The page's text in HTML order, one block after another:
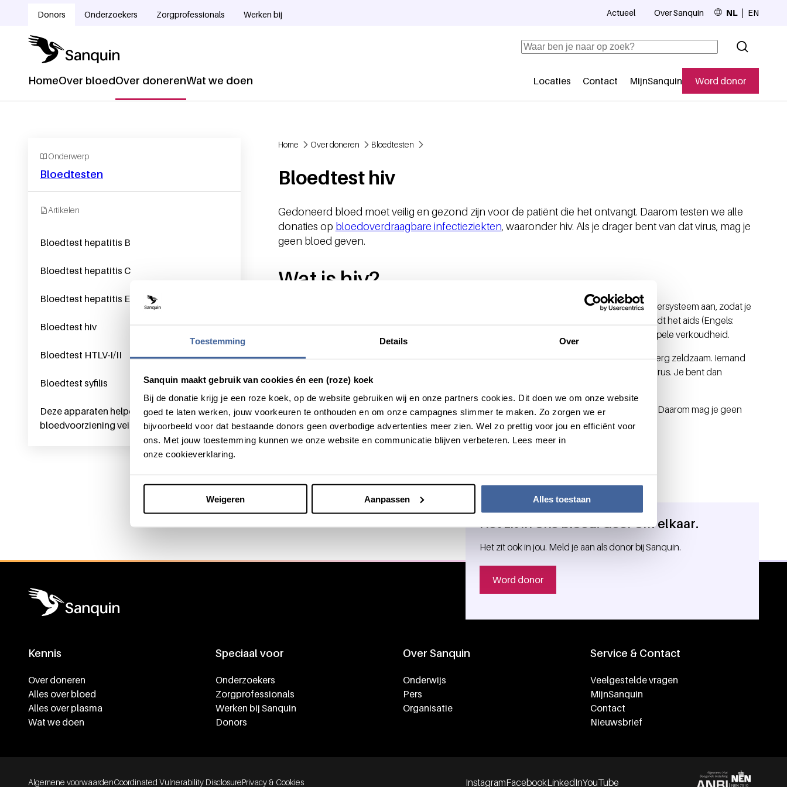
Toestemming Details Over
Sanquin maakt gebruik van cookies én een (roze) koek
Bij de donatie krijg je een roze koek, op de website gebruiken wij en onze partners cookies. Dit doen we om onze website
goed te laten werken, jouw voorkeuren te onthouden en om onze campagnes slimmer te maken. Zo zorgen we er
bijvoorbeeld voor dat bestaande donors geen overbodige advertenties meer zien. Wel zo prettig voor jou en efficiënt voor
ons. Met jouw toestemming kunnen we onze website en communicatie blijven verbeteren. Lees meer in
onze cookieverklaring.
Weigeren Aanpassen Alles toestaan
Donors Onderzoekers Zorgprofessionals Werken bij
Hoofdnavigatie
HomeOver bloedOver donerenWat we doen
Secundaire navigatie
Locaties Contact MijnSanquin Word donor
Actueel Over Sanquin NL EN
Zoeken
Onderwerp
Bloedtesten
Artikelen
Bloedtest hepatitis B
Bloedtest hepatitis C
Bloedtest hepatitis E
Bloedtest hiv
Bloedtest HTLV-I/II
Bloedtest syfilis
Deze apparaten helpen de
bloedvoorziening veilig te houden
Home Over doneren Bloedtesten
Bloedtest hiv
Gedoneerd bloed moet veilig en gezond zijn voor de patiënt die het ontvangt. Daarom testen we alle
donaties op bloedoverdraagbare infectieziekten, waaronder hiv. Als je drager bent van dat virus, mag je
geen bloed geven.
Wat is hiv?
Hiv (voluit het humaan immuundeficiëntie virus) is het virus dat aids veroorzaakt. Hiv tast je afweersysteem aan, zodat je
lichaam zich niet meer kan beschermen tegen infecties. Als iemand ziek wordt van hiv, dan wordt het aids (Engels:
acquired immune deficiency syndrome) genoemd. Je kunt dan doodziek worden van een simpele verkoudheid.
De verschijnselen van aids kunnen met hiv-remmers worden bestreden, maar genezing is nog erg zeldzaam. Iemand
die met hiv besmet is, kan zich nog jaren gezond voelen, maar blijft levenslang drager van het virus. Je bent dan
seropositief. Uiteindelijk leidt een onbehandelde hiv-besmetting vrijwel altijd tot aids.
We willen natuurlijk voorkomen dat bloed besmet met hiv wordt doorgegeven aan een patiënt. Daarom mag je geen
bloed of plasma doneren als je hiv in je bloed hebt zitten. Bij elke donatie testen we dit.
Algemene informatie Het zit in ons bloed. Geef om elkaar.
Het zit ook in jou. Meld je aan als donor bij Sanquin.
Word donor
Kennis
Over doneren
Alles over bloed
Alles over plasma
Wat we doen
Speciaal voor
Onderzoekers
Zorgprofessionals
Werken bij Sanquin
Donors
Over Sanquin
Onderwijs
Pers
Organisatie
Service & Contact
Veelgestelde vragen
MijnSanquin
Contact
Nieuwsbrief
Footer bottom navigation
Algemene voorwaardenCoordinated Vulnerability DisclosurePrivacy & Cookies InstagramFacebookLinkedInYouTube